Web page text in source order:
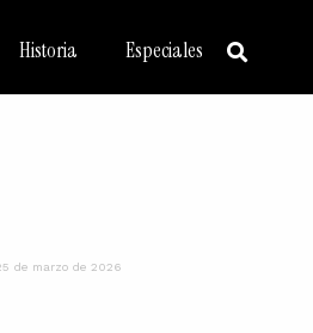
Historia Especiales
de marzo de 2026